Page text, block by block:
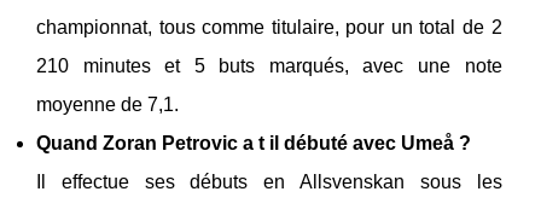
championnat, tous comme titulaire, pour un total de 2
210 minutes et 5 buts marqués, avec une note
moyenne de 7,1.
Quand Zoran Petrovic a t il débuté avec Umeå ?
Il effectue ses débuts en Allsvenskan sous les